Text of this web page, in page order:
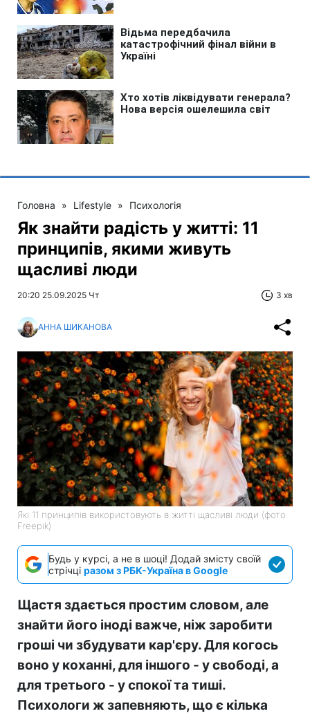
Головна » Lifestyle » Психологія
Як знайти радість у житті: 11
принципів, якими живуть
щасливі люди
20:20 25.09.2025 Чт 3 хв
АННА ШИКАНОВА
Які 11 принципів використовують в житті щасливі люди (фото:
Freepik)
Будь у курсі, а не в шоці! Додай змісту своїй
стрічці разом з РБК-Україна в Google
Щастя здається простим словом, але
знайти його іноді важче, ніж заробити
гроші чи збудувати кар'єру. Для когось
воно у коханні, для іншого - у свободі, а
для третього - у спокої та тиші.
Психологи ж запевняють, що є кілька